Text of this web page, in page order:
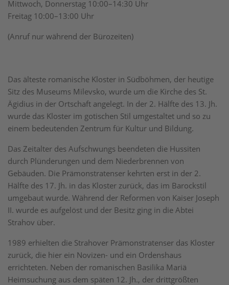
Das älteste romanische Kloster in Südböhmen, der heutige
Sitz des Museums Milevsko, wurde um die Kirche des St.
Ägidius in der Ortschaft angelegt. In der 2. Hälfte des 13. Jh.
wurde das Kloster im gotischen Stil umgestaltet und so zu
einem bedeutenden Zentrum für Kultur und Bildung.
Das Zeitalter des Aufschwungs beendeten die Hussiten
durch Plünderungen und dem Niederbrennen von
Gebäuden. Die Prämonstratenser kehrten erst in der 2.
Hälfte des 17. Jh. in das Kloster zurück, das im Barockstil
umgebaut wurde. Während der Reformen von Kaiser Joseph
II. wurde es aufgelöst und der Besitz ging in die Abtei
Strahov über.
1989 erhielten die Strahover Prämonstratenser das Kloster
zurück, die hier ein Novizen- und ein Ordenshaus
errichteten. Neben der romanischen Basilika Mariä
Heimsuchung aus dem späten 12. Jh., der drittgrößten
Mittwoch, Donnerstag 10:00–14:30 Uhr
Freitag 10:00–13:00 Uhr
(Anruf nur während der Bürozeiten)